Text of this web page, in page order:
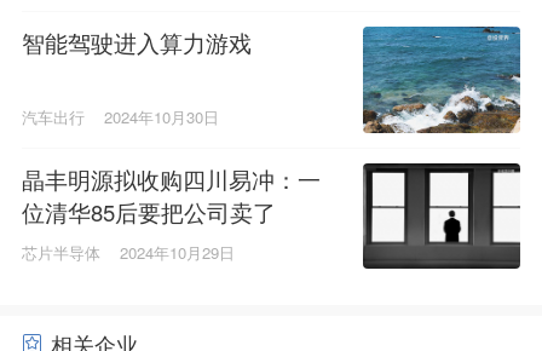
智能驾驶进入算力游戏
汽车出行 2024年10月30日
晶丰明源拟收购四川易冲：一
位清华85后要把公司卖了
芯片半导体 2024年10月29日
相关企业